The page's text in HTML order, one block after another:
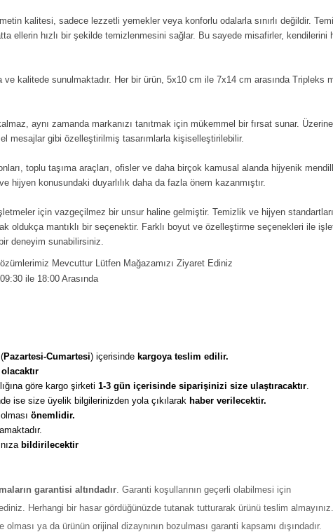
kalitesi, sadece lezzetli yemekler veya konforlu odalarla sınırlı değildir.
ellerin hızlı bir şekilde temizlenmesini sağlar. Bu sayede misafirler,
kalitede sunulmaktadır. Her bir ürün, 5x10 cm ile 7x14 cm arasında Tripleks
aynı zamanda markanızı tanıtmak için mükemmel bir fırsat sunar.
mesajlar gibi özelleştirilmiş tasarımlarla kişiselleştirilebilir.
toplu taşıma araçları, ofisler ve daha birçok kamusal alanda hijyenik
hijyen konusundaki duyarlılık daha da fazla önem kazanmıştır.
için vazgeçilmez bir unsur haline gelmiştir. Temizlik ve hijyen
oldukça mantıklı bir seçenektir. Farklı boyut ve özelleştirme seçenekleri ile
deneyim sunabilirsiniz.
Mevcuttur Lütfen Mağazamızı Ziyaret Ediniz
ile 18:00 Arasında
Pazartesi-Cumartesi) içerisinde kargoya teslim edilir.
göre kargo şirketi 1-3 gün içerisinde siparişinizi size ulaştıracaktır.
ise size üyelik bilgilerinizden yola çıkılarak haber verilecektir.
önemlidir.
bildirilecektir
garantisi altındadır. Garanti koşullarının geçerli olabilmesi için
Herhangi bir hasar gördüğünüzde tutanak tutturarak ürünü teslim almayınız.
ya da ürünün orijinal dizaynının bozulması garanti kapsamı dışındadır.